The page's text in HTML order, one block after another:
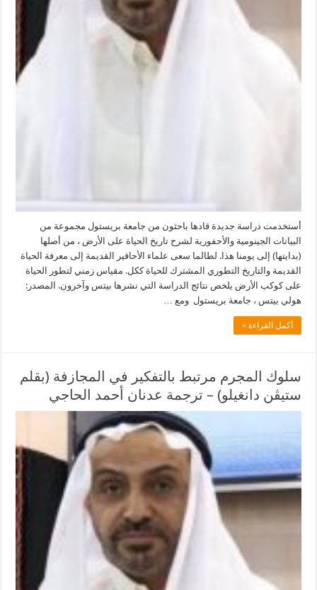
أستخدمت دراسة جديدة قادها باحثون من جامعة بريستول مجموعة من
البيانات الجينومية والأحفورية لشرح تاريخ الحياة على الأرض ، من أصلها
(بدايتها) إلى يومنا هذا. لطالما سعى علماء الأحافير القديمة إلى معرفة الحياة
القديمة والتاريخ التطوري المشترك للحياة ككل. مقياس زمني لتطور الحياة
على كوكب الأرض يلخص نتائج الدراسة التي نشرها بيتس وآخرون. المصدر:
هولي بيتس ، جامعة بريستول ومع …
أكمل القراءة »
سلوك المجرم مرتبط بالتفكير في المجازفة (بقلم
ستيڤن دانغيلو) – ترجمة عدنان أحمد الحاجي